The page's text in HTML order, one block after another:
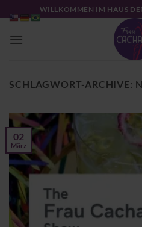
Inhalt
springen
WILLKOMMEN IM HAUS
SCHLAGWORT-ARCHIVE:
02
März